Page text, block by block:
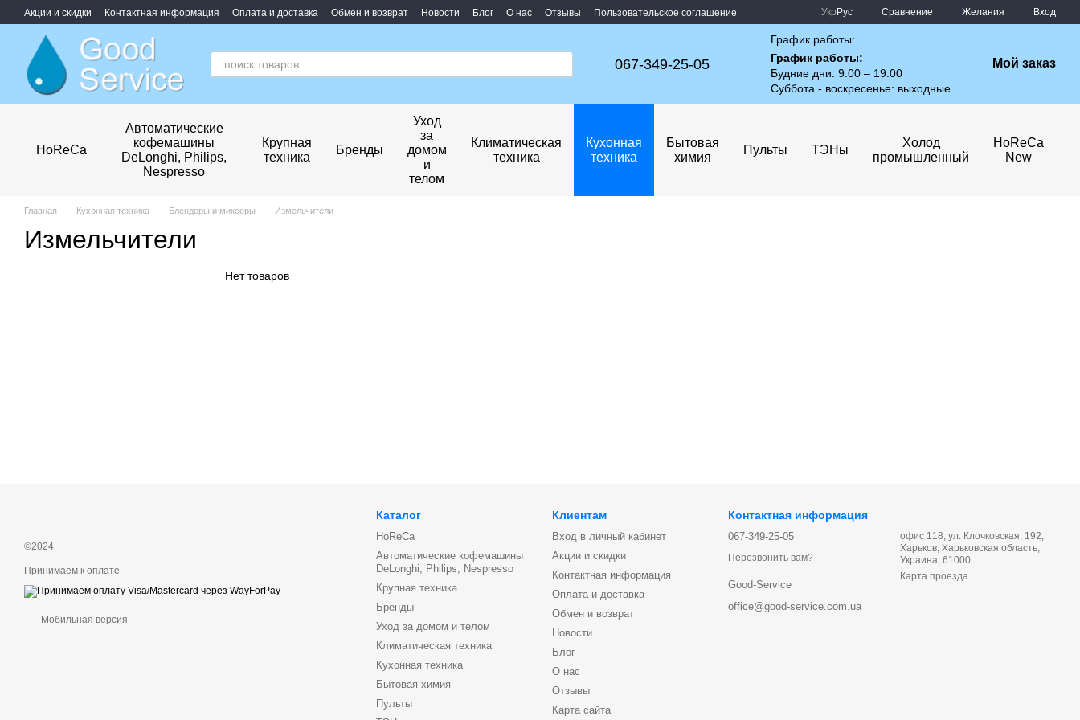
Перейти к основному контенту
Акции и скидки Контактная информация Оплата и доставка Обмен и возврат Новости Блог О нас Отзывы
Пользовательское соглашение
Укр Рус Сравнение Желания Вход
067-349-25-05
График работы:
График работы:
Будние дни: 9.00 – 19:00
Суббота - воскресенье: выходные
Мой заказ
HoReCa
Автоматические
кофемашины
DeLonghi, Philips,
Nespresso
Крупная
техника
Бренды
Уход
за
домом
и
телом
Климатическая
техника
Кухонная
техника
Бытовая
химия
Пульты ТЭНы
Холод
промышленный
HoReCa
New
Главная Кухонная техника Блендеры и миксеры Измельчители
Измельчители
Нет товаров
©2024
Принимаем к оплате
Мобильная версия
Каталог
HoReCa
Автоматические кофемашины
DeLonghi, Philips, Nespresso
Крупная техника
Бренды
Уход за домом и телом
Климатическая техника
Кухонная техника
Бытовая химия
Пульты
Клиентам
Вход в личный кабинет
Акции и скидки
Контактная информация
Оплата и доставка
Обмен и возврат
Новости
Блог
О нас
Отзывы
Карта сайта
Контактная информация
067-349-25-05
Перезвонить вам?
Good-Service
office@good-service.com.ua
офис 118, ул. Клочковская, 192,
Харьков, Харьковская область,
Украина, 61000
Карта проезда